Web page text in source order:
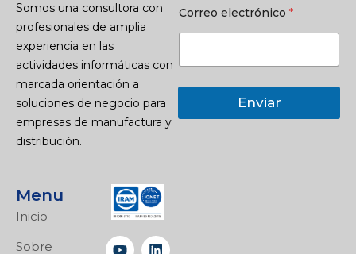
Somos una consultora con
profesionales de amplia
experiencia en las
actividades informáticas con
marcada orientación a
soluciones de negocio para
empresas de manufactura y
distribución.
Menu
Inicio
Sobre
Correo electrónico *
Enviar